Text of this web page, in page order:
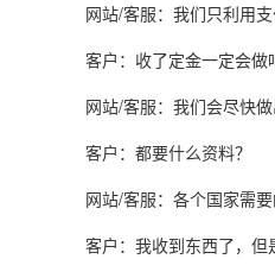
网站/客服：我们只利用
客户：收了定金一定会做
网站/客服：我们会尽快
客户：都要什么资料？
网站/客服：各个国家需
客户：我收到东西了，但